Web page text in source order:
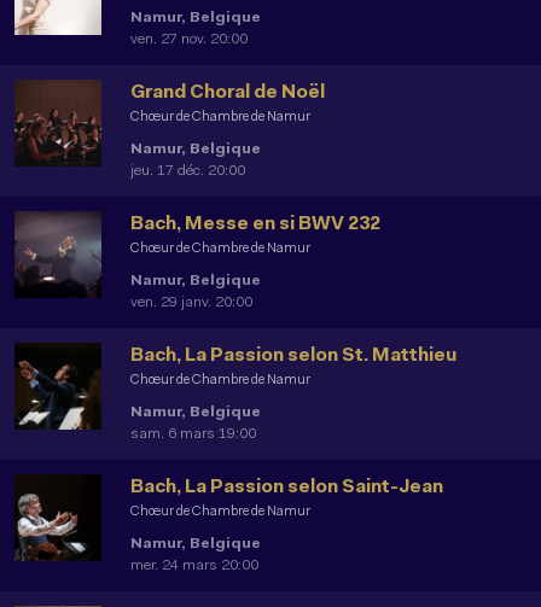
Namur, Belgique
ven. 27 nov. 20:00
Chœur de Chambre de Namur
Grand Choral de Noël
Namur, Belgique
jeu. 17 déc. 20:00
Chœur de Chambre de Namur
Bach, Messe en si BWV 232
Namur, Belgique
ven. 29 janv. 20:00
Chœur de Chambre de Namur
Bach, La Passion selon St. Matthieu
Namur, Belgique
sam. 6 mars 19:00
Chœur de Chambre de Namur
Bach, La Passion selon Saint-Jean
Namur, Belgique
mer. 24 mars 20:00